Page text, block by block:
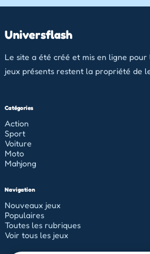
Universflash
Le site a été créé et mis en ligne
jeux présents restent la propriété de
Catégories
Action
Sport
Voiture
Moto
Mahjong
Navigation
Nouveaux jeux
Populaires
Toutes les rubriques
Voir tous les jeux